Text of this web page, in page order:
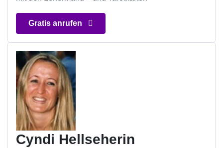
Gratis anrufen
Cyndi Hellseherin